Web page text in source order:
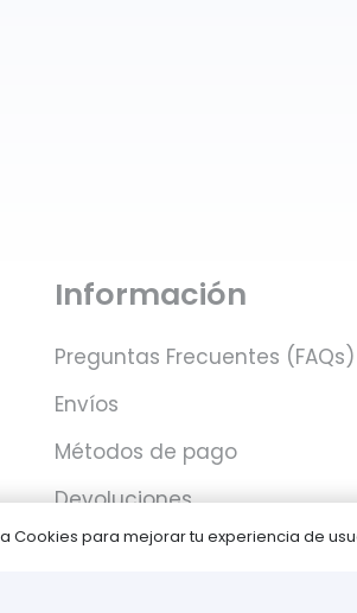
Información
Preguntas Frecuentes (FAQs)
Envíos
Métodos de pago
Devoluciones
Cookies para mejorar tu experiencia de